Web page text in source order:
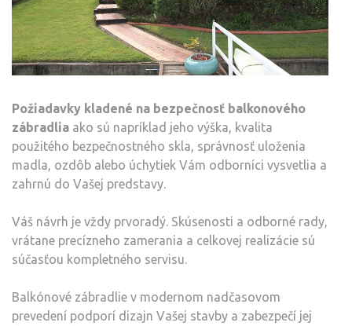
Požiadavky kladené na bezpečnosť balkonového
zábradlia ako sú napríklad jeho výška, kvalita
použitého bezpečnostného skla, správnosť uloženia
madla, ozdôb alebo úchytiek Vám odborníci vysvetlia a
zahrnú do Vašej predstavy.
Váš návrh je vždy prvoradý. Skúsenosti a odborné rady,
vrátane precízneho zamerania a celkovej realizácie sú
súčasťou kompletného servisu.
Balkónové zábradlie v modernom nadčasovom
prevedení podporí dizajn Vašej stavby a zabezpečí jej